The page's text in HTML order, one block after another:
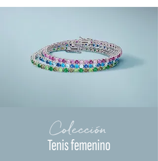
Colección
Tenis femenino